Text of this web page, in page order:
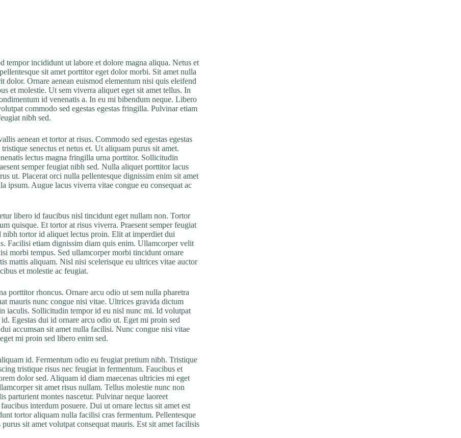
tempor incididunt ut labore et dolore magna aliqua. Netus et
sit amet porttitor eget dolor morbi. Sit amet nulla
Ornare aenean euismod elementum nisi quis eleifend
et molestie. Ut sem viverra aliquet eget sit amet tellus. In
id venenatis a. In eu mi bibendum neque. Libero
commodo sed egestas egestas fringilla. Pulvinar etiam
nibh sed.
aenean et tortor at risus. Commodo sed egestas egestas
senectus et netus et. Ut aliquam purus sit amet.
lectus magna fringilla urna porttitor. Sollicitudin
semper feugiat nibh sed. Nulla aliquet porttitor lacus
ut. Placerat orci nulla pellentesque dignissim enim sit amet
Augue lacus viverra vitae congue eu consequat ac
libero id faucibus nisl tincidunt eget nullam non. Tortor
quisque. Et tortor at risus viverra. Praesent semper feugiat
tortor id aliquet lectus proin. Elit at imperdiet dui
Facilisi etiam dignissim diam quis enim. Ullamcorper velit
morbi tempus. Sed ullamcorper morbi tincidunt ornare
mattis aliquam. Nisl nisi scelerisque eu ultrices vitae auctor
et molestie ac feugiat.
porttitor rhoncus. Ornare arcu odio ut sem nulla pharetra
mauris nunc congue nisi vitae. Ultrices gravida dictum
iaculis. Sollicitudin tempor id eu nisl nunc mi. Id volutpat
Egestas dui id ornare arcu odio ut. Eget mi proin sed
accumsan sit amet nulla facilisi. Nunc congue nisi vitae
mi proin sed libero enim sed.
id. Fermentum odio eu feugiat pretium nibh. Tristique
tristique risus nec feugiat in fermentum. Faucibus et
dolor sed. Aliquam id diam maecenas ultricies mi eget
sit amet risus nullam. Tellus molestie nunc non
parturient montes nascetur. Pulvinar neque laoreet
interdum posuere. Dui ut ornare lectus sit amet est
tortor aliquam nulla facilisi cras fermentum. Pellentesque
sit amet volutpat consequat mauris. Est sit amet facilisis